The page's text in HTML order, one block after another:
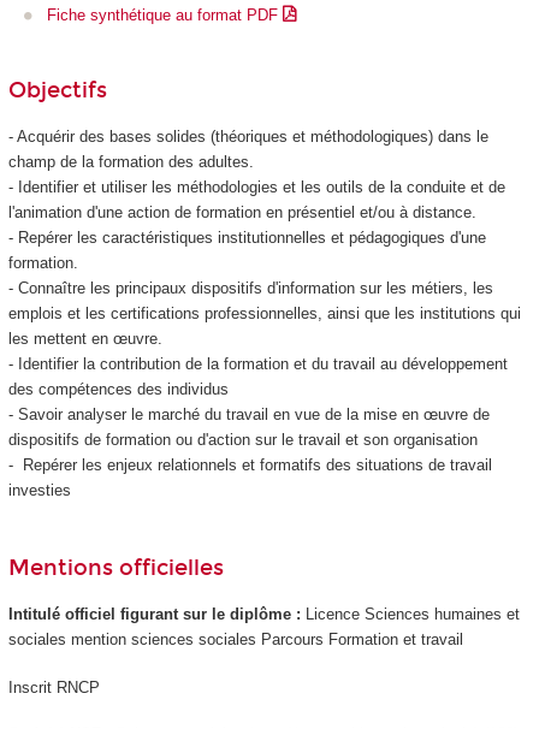
Fiche synthétique au format PDF
Objectifs
- Acquérir des bases solides (théoriques et méthodologiques) dans le
champ de la formation des adultes.
- Identifier et utiliser les méthodologies et les outils de la conduite et de
l'animation d'une action de formation en présentiel et/ou à distance.
- Repérer les caractéristiques institutionnelles et pédagogiques d'une
formation.
- Connaître les principaux dispositifs d'information sur les métiers, les
emplois et les certifications professionnelles, ainsi que les institutions qui
les mettent en œuvre.
- Identifier la contribution de la formation et du travail au développement
des compétences des individus
- Savoir analyser le marché du travail en vue de la mise en œuvre de
dispositifs de formation ou d'action sur le travail et son organisation
- Repérer les enjeux relationnels et formatifs des situations de travail
investies
Mentions officielles
Intitulé officiel figurant sur le diplôme :
Licence Sciences humaines et
sociales mention sciences sociales Parcours Formation et travail
Inscrit RNCP